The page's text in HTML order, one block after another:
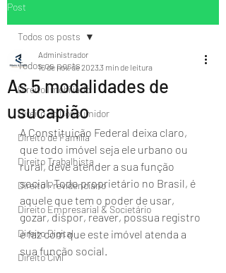
Post
Todos os posts
Direito Imobiliário
Direito do Consumidor
Direito de Família
Direito Trabalhista
Direito Previdenciário
Direito Empresarial & Societário
Direito Digital
Direito Civil
Todos os posts
As 5 modalidades de
usucapião
Administrador
16 de nov. de 20233 min de leitura
A Constituição Federal deixa claro,
que todo imóvel seja ele urbano ou
rural, deve atender a sua função
social. Todo proprietário no Brasil, é
aquele que tem o poder de usar,
gozar, dispor, reaver, possua registro
e faz com que este imóvel atenda a
sua função social.